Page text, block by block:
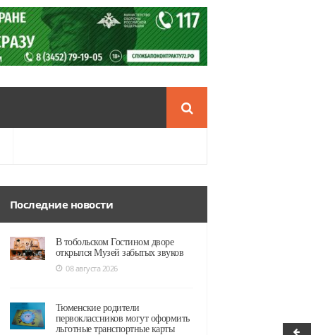
Последние новости
В тобольском Гостином дворе
открылся Музей забытых звуков
08 августа 2026
Тюменские родители
первоклассников могут оформить
льготные транспортные карты